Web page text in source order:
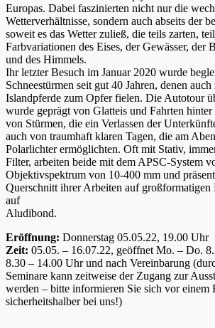
Europas. Dabei faszinierten nicht nur die
Wetterverhältnisse, sondern auch abseits der
soweit es das Wetter zuließ, die teils zarten,
Farbvariationen des Eises, der Gewässer, der
und des Himmels.
Ihr letzter Besuch im Januar 2020 wurde
Schneestürmen seit gut 40 Jahren, denen
Islandpferde zum Opfer fielen. Die Autotour
wurde geprägt von Glatteis und Fahrten hinter
von Stürmen, die ein Verlassen der
auch von traumhaft klaren Tagen, die am
Polarlichter ermöglichten. Oft mit Stativ,
Filter, arbeiten beide mit dem APSC-System
Objektivspektrum von 10-400 mm und
Querschnitt ihrer Arbeiten auf großformatigen
auf
Aludibond.
Eröffnung: Donnerstag 05.05.22, 19.00 Uhr
Zeit: 05.05. – 16.07.22, geöffnet Mo. – Do.
8.30 – 14.00 Uhr und nach Vereinbarung
Seminare kann zeitweise der Zugang zur
werden – bitte informieren Sie sich vor einem
sicherheitshalber bei uns!)